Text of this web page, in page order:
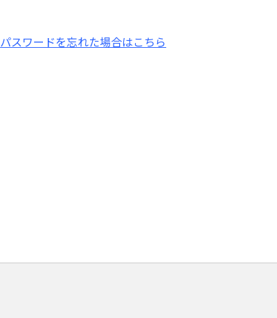
パスワードを忘れた場合はこちら